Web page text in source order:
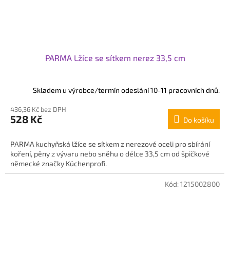
PARMA Lžíce se sítkem nerez 33,5 cm
Skladem u výrobce/termín odeslání 10-11 pracovních dnů.
436,36 Kč bez DPH
528 Kč Do košíku
PARMA kuchyňská lžíce se sítkem z nerezové oceli pro sbírání
koření, pěny z vývaru nebo sněhu o délce 33,5 cm od špičkové
německé značky Küchenprofi.
Kód:1215002800